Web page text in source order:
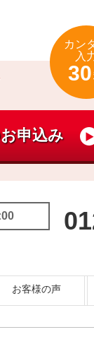
カン
入
30
お客様の声